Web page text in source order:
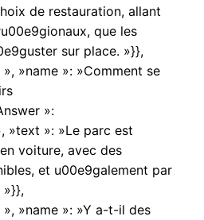
de restauration, allant
que les
sur place. »}},
»name »: »Comment se
»:
»text »: »Le parc est
voiture, avec des
et u00e9galement par
»}},
»name »: »Y a-t-il des